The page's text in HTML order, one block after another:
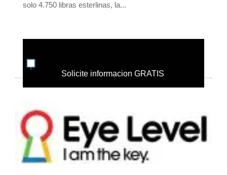
solo 4.750 libras esterlinas, la...
Solicite informacion GRATIS